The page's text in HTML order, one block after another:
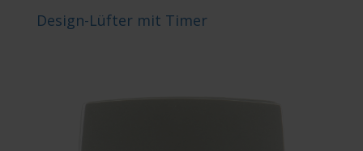
Design-Lüfter mit Timer